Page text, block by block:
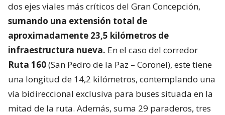
dos ejes viales más críticos del Gran Concepción,
sumando una extensión total de
aproximadamente 23,5 kilómetros de
infraestructura nueva. En el caso del corredor
Ruta 160(San Pedro de la Paz – Coronel), este tiene
una longitud de 14,2 kilómetros, contemplando una
vía bidireccional exclusiva para buses situada en la
mitad de la ruta. Además, suma 29 paraderos, tres